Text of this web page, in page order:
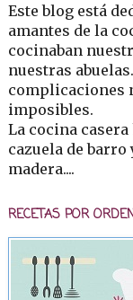
Este blog está
amantes de la
cocinaban
nuestras
complicaciones
imposibles.
La cocina
cazuela de barro
madera....
RECETAS POR